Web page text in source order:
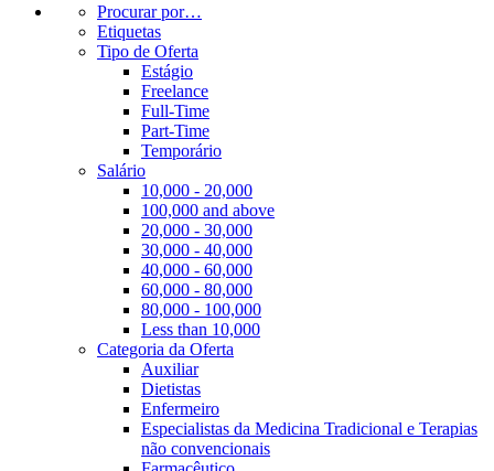
Procurar por…
Etiquetas
Tipo de Oferta
Estágio
Freelance
Full-Time
Part-Time
Temporário
Salário
10,000 - 20,000
100,000 and above
20,000 - 30,000
30,000 - 40,000
40,000 - 60,000
60,000 - 80,000
80,000 - 100,000
Less than 10,000
Categoria da Oferta
Auxiliar
Dietistas
Enfermeiro
Especialistas da Medicina Tradicional e Terapias
não convencionais